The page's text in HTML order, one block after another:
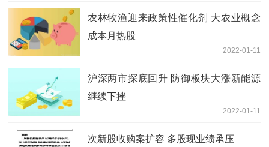
农林牧渔迎来政策性催化剂 大农业概念
成本月热股
2022-01-11
沪深两市探底回升 防御板块大涨新能源
继续下挫
2022-01-11
次新股收购案扩容 多股现业绩承压